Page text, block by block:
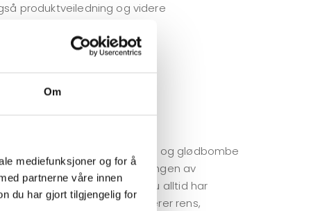
Om
mediefunksjoner og for å
partnerne våre innen
du har gjort tilgjengelig for
produktveiledning og videre
: 1 time.
: 1395,-
Glow
behandlingen er en fukt- og glødbombe
huden din, og sammensetningen av
gir den deg gløden du alltid har
om. Behandlingen inkluderer rens,